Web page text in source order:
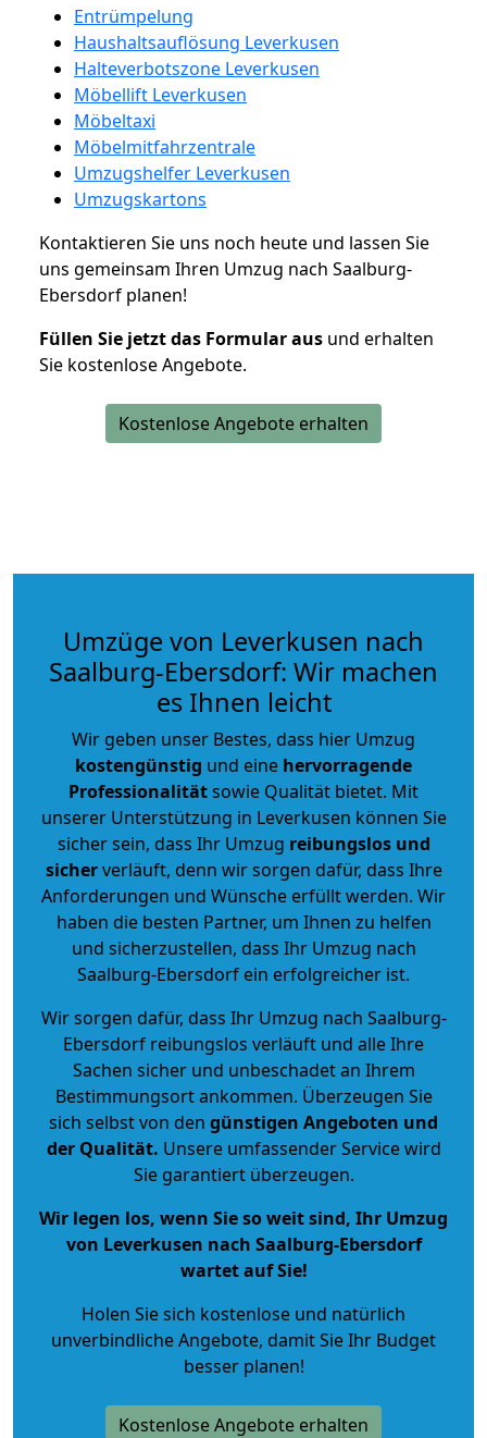
Entrümpelung
Haushaltsauflösung Leverkusen
Halteverbotszone Leverkusen
Möbellift Leverkusen
Möbeltaxi
Möbelmitfahrzentrale
Umzugshelfer Leverkusen
Umzugskartons
Kontaktieren Sie uns noch heute und lassen Sie
uns gemeinsam Ihren Umzug nach Saalburg-
Ebersdorf planen!
Füllen Sie jetzt das Formular aus und erhalten
Sie kostenlose Angebote.
Kostenlose Angebote erhalten
Umzüge von Leverkusen nach
Saalburg-Ebersdorf: Wir machen
es Ihnen leicht
Wir geben unser Bestes, dass hier Umzug
kostengünstig und eine hervorragende
Professionalitätsowie Qualität bietet. Mit
unserer Unterstützung in Leverkusen können Sie
sicher sein, dass Ihr Umzug reibungslos und
sicherverläuft, denn wir sorgen dafür, dass Ihre
Anforderungen und Wünsche erfüllt werden. Wir
haben die besten Partner, um Ihnen zu helfen
und sicherzustellen, dass Ihr Umzug nach
Saalburg-Ebersdorf ein erfolgreicher ist.
Wir sorgen dafür, dass Ihr Umzug nach Saalburg-
Ebersdorf reibungslos verläuft und alle Ihre
Sachen sicher und unbeschadet an Ihrem
Bestimmungsort ankommen. Überzeugen Sie
sich selbst von den günstigen Angeboten und
der Qualität. Unsere umfassender Service wird
Sie garantiert überzeugen.
Wir legen los, wenn Sie so weit sind, Ihr Umzug
von Leverkusen nach Saalburg-Ebersdorf
wartet auf Sie!
Holen Sie sich kostenlose und natürlich
unverbindliche Angebote, damit Sie Ihr Budget
besser planen!
Kostenlose Angebote erhalten